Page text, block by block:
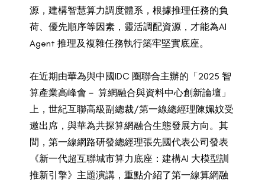
源，建構智慧算力調度體系，根據推理任務的負
荷、優先順序等因素，靈活調配資源，才能為AI
Agent 推理及複雜任務執行築牢堅實底座。
在近期由華為與中國IDC 圈聯合主辦的「2025 智
算產業高峰會－ 算網融合與資料中心創新論壇」
上，世紀互聯高級副總裁/第一線總經理陳姵妏受
邀出席，與華為共探算網融合生態發展方向。其
間，第一線網路研發總經理張先國代表公司發表
《新一代超互聯城市算力底座：建構AI 大模型訓
推新引擎》主題演講，重點介紹了第一線算網融